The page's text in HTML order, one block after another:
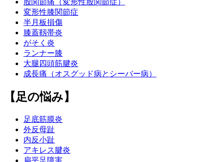
股関節痛（変形性股関節症）
変形性膝関節症
半月板損傷
膝蓋靱帯炎
がそく炎
ランナー膝
大腿四頭筋腱炎
成長痛（オスグッド病とシーバー病）
【足の悩み】
足底筋膜炎
外反母趾
内反小趾
アキレス腱炎